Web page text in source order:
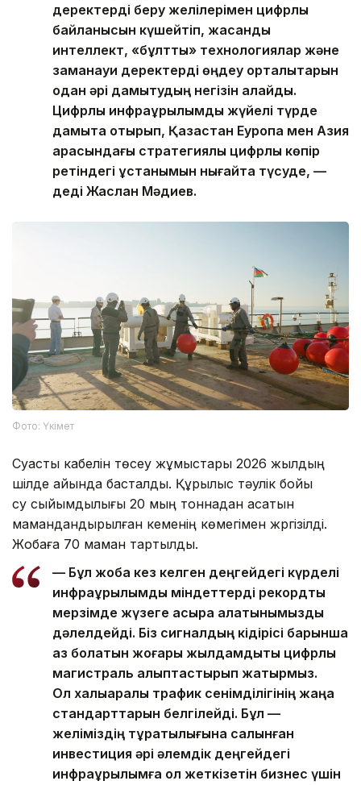
деректерді беру желілерімен цифрлық
байланысын күшейтіп, жасанды
интеллект, «бұлтты» технологиялар және
заманауи деректерді өңдеу орталықтарын
одан әрі дамытудың негізін қалайды.
Цифрлық инфрақұрылымды жүйелі түрде
дамыта отырып, Қазақстан Еуропа мен Азия
арасындағы стратегиялық цифрлық көпір
ретіндегі ұстанымын нығайта түсуде, —
деді Жаслан Мәдиев.
Фото: Үкімет
Суасты кабелін төсеу жұмыстары 2026 жылдың
шілде айында басталды. Құрылыс тәулік бойы
су сыйымдылығы 20 мың тоннадан асатын
мамандандырылған кеменің көмегімен жүргізілді.
Жобаға 70 маман тартылды.
— Бұл жоба кез келген деңгейдегі күрделі
инфрақұрылымдық міндеттерді рекордтық
мерзімде жүзеге асыра алатынымызды
дәлелдейді. Біз сигналдың кідірісі барынша
аз болатын жоғары жылдамдықты цифрлық
магистраль қалыптастырып жатырмыз.
Ол халықаралық трафик сенімділігінің жаңа
стандарттарын белгілейді. Бұл —
желіміздің тұрақтылығына салынған
инвестиция әрі әлемдік деңгейдегі
инфрақұрылымға қол жеткізетін бизнес үшін